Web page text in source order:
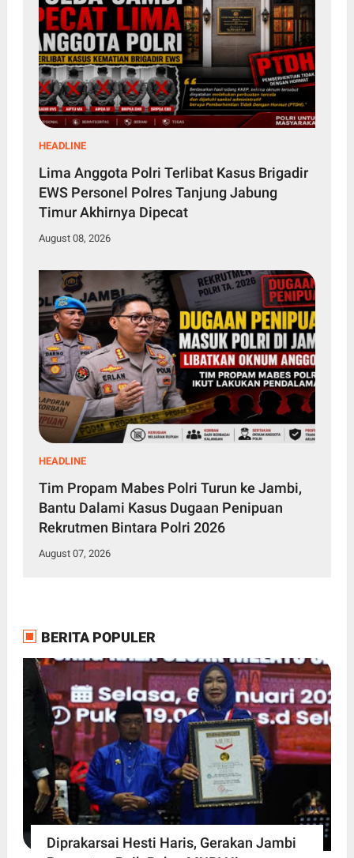
HEADLINE
Lima Anggota Polri Terlibat Kasus Brigadir
EWS Personel Polres Tanjung Jabung
Timur Akhirnya Dipecat
August 08, 2026
HEADLINE
Tim Propam Mabes Polri Turun ke Jambi,
Bantu Dalami Kasus Dugaan Penipuan
Rekrutmen Bintara Polri 2026
August 07, 2026
BERITA POPULER
Diprakarsai Hesti Haris, Gerakan Jambi